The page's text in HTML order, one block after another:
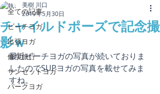
全ての記事
ビーチヨガ
出張ヨガ
修学旅行
サンセットヨガ
パークヨガ
チャイルドポーズで記念撮
影ｗ
美樹 川口
2019年5月30日
最近ビーチヨガの写真が続いておりま
したのでSUPヨガの写真を載せてみま
すね。